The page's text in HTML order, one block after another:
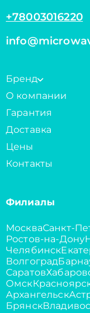
+78003016220
Бренд
О компании
Гарантия
Доставка
Цены
Контакты
Филиалы
МоскваСанкт-
Ростов-на-Дону
Челябинск
Волгоград
Саратов
Омск
Архангельск
Брянск